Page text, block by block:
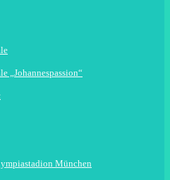
„Johannespassion“
München